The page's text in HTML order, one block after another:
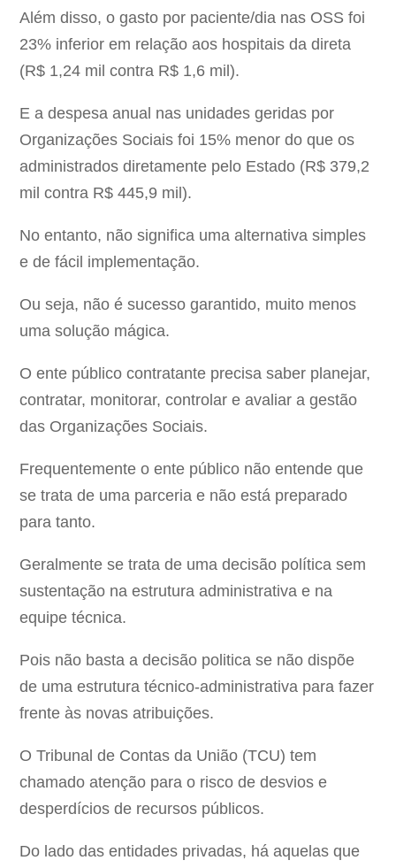
Além disso, o gasto por paciente/dia nas OSS foi
23% inferior em relação aos hospitais da direta
(R$ 1,24 mil contra R$ 1,6 mil).
E a despesa anual nas unidades geridas por
Organizações Sociais foi 15% menor do que os
administrados diretamente pelo Estado (R$ 379,2
mil contra R$ 445,9 mil).
No entanto, não significa uma alternativa simples
e de fácil implementação.
Ou seja, não é sucesso garantido, muito menos
uma solução mágica.
O ente público contratante precisa saber planejar,
contratar, monitorar, controlar e avaliar a gestão
das Organizações Sociais.
Frequentemente o ente público não entende que
se trata de uma parceria e não está preparado
para tanto.
Geralmente se trata de uma decisão política sem
sustentação na estrutura administrativa e na
equipe técnica.
Pois não basta a decisão politica se não dispõe
de uma estrutura técnico-administrativa para fazer
frente às novas atribuições.
O Tribunal de Contas da União (TCU) tem
chamado atenção para o risco de desvios e
desperdícios de recursos públicos.
Do lado das entidades privadas, há aquelas que